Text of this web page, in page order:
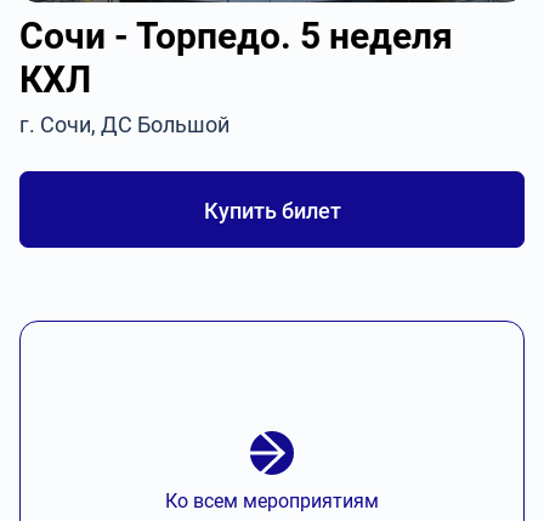
Сочи - Торпедо. 5 неделя
КХЛ
г. Сочи, ДС Большой
Купить билет
Ко всем мероприятиям